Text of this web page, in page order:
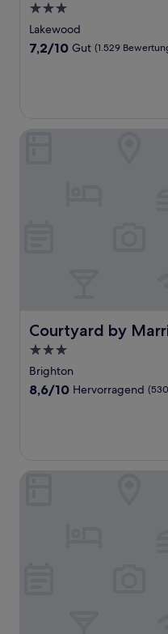
3.0-
Sterne-
Unterkunft
Lakewood
7.2
7,2/10 Gut (1.529
Courtyard by
Courtyard by Marriott
3.0-
Sterne-
Unterkunft
Brighton
8.6
8,6/10 Hervorragend